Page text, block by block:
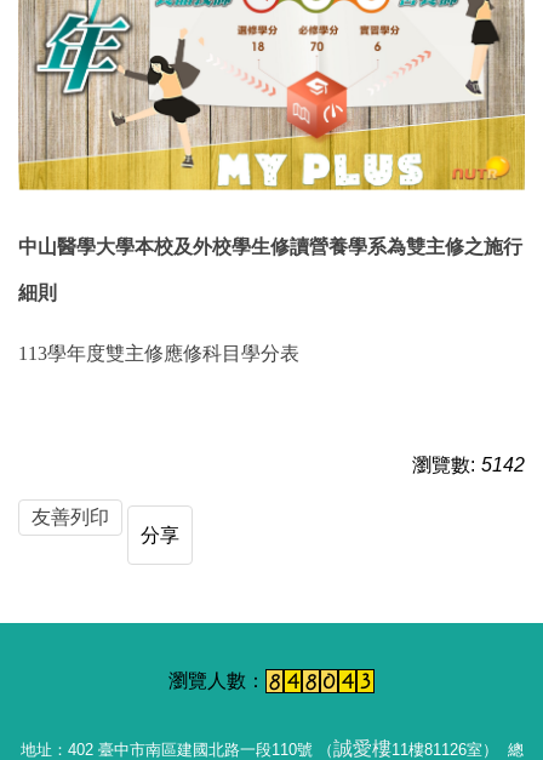
中山醫學大學本校及外校學生修讀營養學系為雙主修之施行
細則
113學年度雙主修應修科目學分表
瀏覽數: 5142
友善列印
分享
地址：402 臺中市南區建國北路一段110號 （誠愛樓11樓81126室） 總